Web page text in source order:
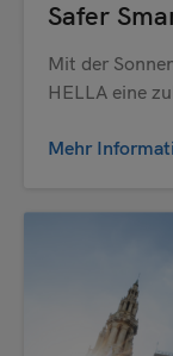
Safer
Mit der
HELLA eine
Mehr